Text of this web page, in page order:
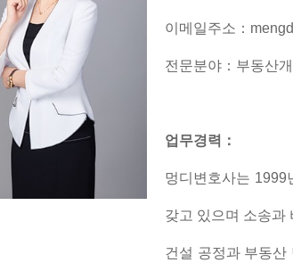
이메일주소：
전문분야：부동산
업무경력：
멍디변호사는 1999
갖고 있으며 소송과
건설 공정과 부동산